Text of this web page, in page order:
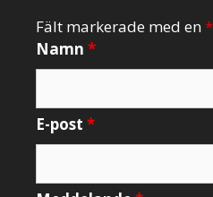
Fält markerade med en*
Namn *
E-post *